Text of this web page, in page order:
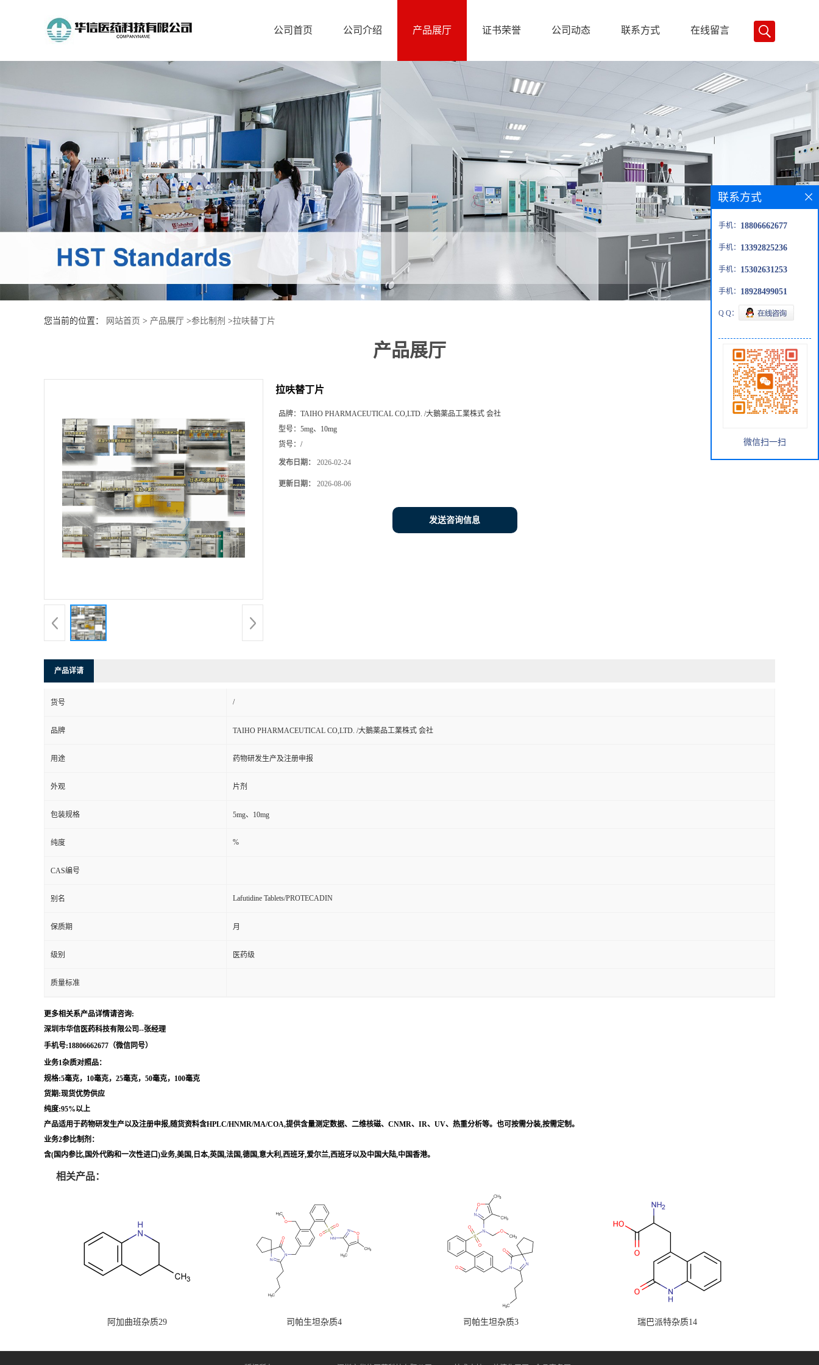
页
司
介
公司首页 公司介绍 产品展厅 证书荣誉 公司动态 联系方式 在线留言
您当前的位置： 网站首页 > 产品展厅 >参比制剂 >拉呋替丁片
产品展厅
拉呋替丁片
品牌： TAIHO PHARMACEUTICAL CO,LTD. /大鵝薬品工業株式 会社
型号： 5mg、10mg
货号： /
发布日期： 2026-02-24
更新日期： 2026-08-06
发送咨询信息
产品详请
货号 /
品牌 TAIHO PHARMACEUTICAL CO,LTD. /大鵝薬品工業株式 会社
用途 药物研发生产及注册申报
外观 片剂
包装规格 5mg、10mg
纯度 %
CAS编号
别名 Lafutidine Tablets/PROTECADIN
保质期 月
级别 医药级
质量标准
更多相关系产品详情请咨询:
深圳市华信医药科技有限公司--张经理
手机号:18806662677（微信同号）
业务1杂质对照品：
规格:5毫克，10毫克，25毫克，50毫克，100毫克
货期:现货优势供应
纯度:95%以上
产品适用于药物研发生产以及注册申报,随货资料含HPLC/HNMR/MA/COA,提供含量测定数据、二维核磁、CNMR、IR、UV、热重分析等。也可按需分装,按需定制。
业务2参比制剂：
含(国内参比,国外代购和一次性进口)业务,美国,日本,英国,法国,德国,意大利,西班牙,爱尔兰,西班牙以及中国大陆,中国香港。
相关产品：
阿加曲班杂质29 司帕生坦杂质4 司帕生坦杂质3 瑞巴派特杂质14
联系方式
手机： 18806662677
手机： 13392825236
手机： 15302631253
手机： 18928499051
Q Q：
微信扫一扫